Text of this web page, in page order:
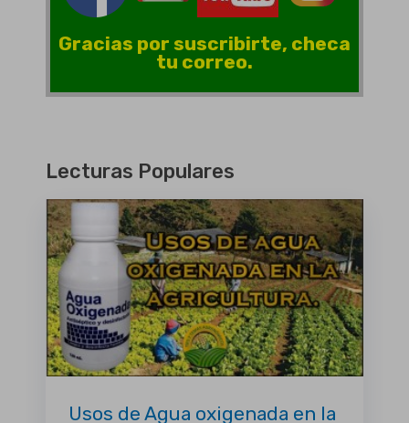
Gracias por suscribirte, checa
tu correo.
Lecturas Populares
Usos de Agua oxigenada en la